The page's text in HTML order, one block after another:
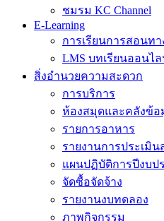
ชมรม KC Channel
E-Learning
การเรียนการสอนทา
LMS บทเรียนออนไ
สิ่งอำนวยความสะดวก
การบริการ
ห้องสมุดและคลังข้อ
รายการอาหาร
รายงานการประเมิ
แผนปฏิบัติการปีงบป
จัดซื้อจัดจ้าง
รายงานงบทดลอง
ภาพกิจกรรม